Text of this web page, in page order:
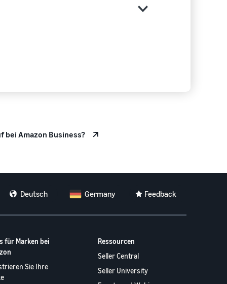
bei Amazon Business?
Deutsch Germany Feedback
für Marken bei
Sie Ihre
Ressourcen
Seller Central
Seller University